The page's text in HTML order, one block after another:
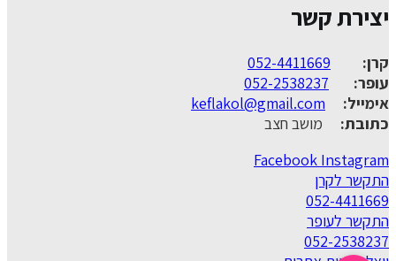
יצירת קשר
קרן:
052-4411669
עופר:
052-2538237
אימייל:
keflakol@gmail.com
כתובת: מושב חצב
Facebook Instagram
התקשר לקרן
052-4411669
התקשר לעופר
052-2538237